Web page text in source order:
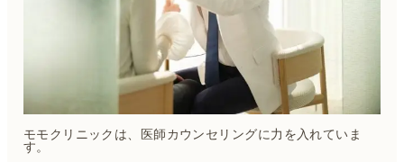
モモクリニックは、医師カウンセリングに力を入れていま
す。